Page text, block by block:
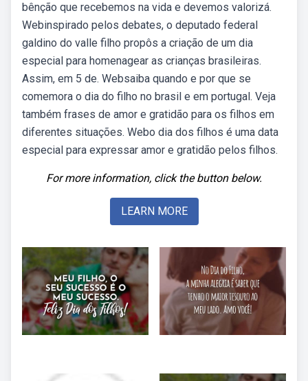
bênção que recebemos na vida e devemos valorizá.
Webinspirado pelos debates, o deputado federal
galdino do valle filho propôs a criação de um dia
especial para homenagear as crianças brasileiras.
Assim, em 5 de. Websaiba quando e por que se
comemora o dia do filho no brasil e em portugal. Veja
também frases de amor e gratidão para os filhos em
diferentes situações. Webo dia dos filhos é uma data
especial para expressar amor e gratidão pelos filhos.
For more information, click the button below.
LEARN MORE